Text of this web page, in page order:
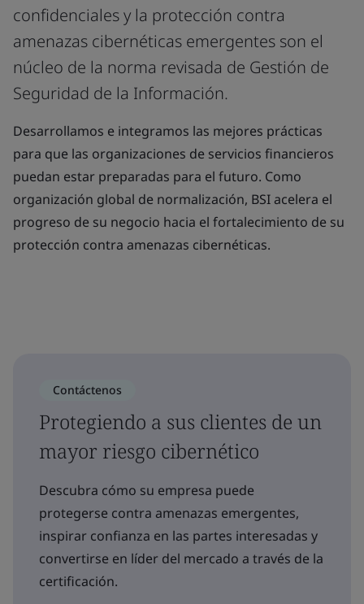
confidenciales y la protección contra
amenazas cibernéticas emergentes son el
núcleo de la norma revisada de Gestión de
Seguridad de la Información.
Desarrollamos e integramos las mejores prácticas
para que las organizaciones de servicios financieros
puedan estar preparadas para el futuro. Como
organización global de normalización, BSI acelera el
progreso de su negocio hacia el fortalecimiento de su
protección contra amenazas cibernéticas.
Contáctenos
Protegiendo a sus clientes de un
mayor riesgo cibernético
Descubra cómo su empresa puede
protegerse contra amenazas emergentes,
inspirar confianza en las partes interesadas y
convertirse en líder del mercado a través de la
certificación.